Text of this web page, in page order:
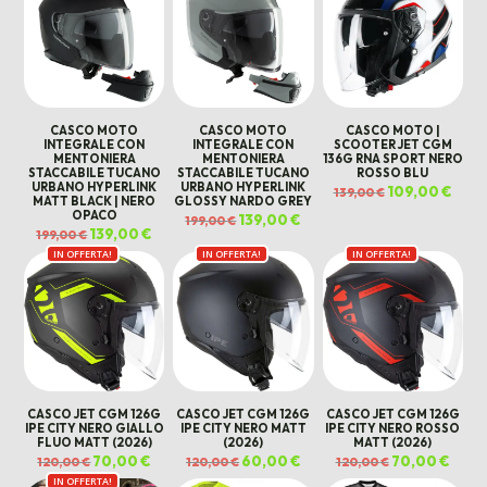
CASCO MOTO
INTEGRALE CON
MENTONIERA
STACCABILE TUCANO
URBANO HYPERLINK
MATT BLACK | NERO
OPACO
199,00€Il
prezzo
originale
era:
199,00 €.
139,00€
prezzo
attuale
è:
139,00 €.
CASCO MOTO
INTEGRALE CON
MENTONIERA
STACCABILE TUCANO
URBANO HYPERLINK
GLOSSY NARDO GREY
199,00€Il
prezzo
era:
199,00 €.
139,00€
139,00 €.
CASCO MOTO |
SCOOTER JET CGM
136G RNA SPORT NERO
ROSSO BLU
139,00€ Il
prezzo
109,00€Il
IN OFFERTA!
CASCO JET CGM 126G
IPE CITY NERO GIALLO
FLUO MATT (2026)
120,00€Il
prezzo
originale
70,00€
prezzo
attuale
IN OFFERTA!
CASCO JET CGM 126G
IPE CITY NERO MATT
(2026)
120,00€ Il
prezzo
originale
60,00€Il
prezzo
attuale
IN OFFERTA!
CASCO JET CGM 126G
IPE CITY NERO ROSSO
MATT (2026)
120,00€ Il
prezzo
originale
70,00€Il
IN OFFERTA!